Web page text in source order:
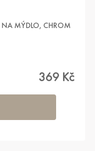
NA MÝDLO, CHROM
369 Kč